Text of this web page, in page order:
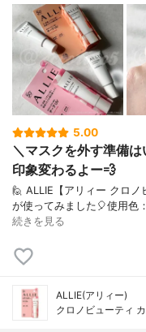
5.00
＼マスクを外す準備
印象変わるよー💨 ⁡
🙋 ALLIE【アリィー クロ
が使ってみました🎈⁡使用色
続きを見る
ALLIE(アリィー)
クロノビューティ